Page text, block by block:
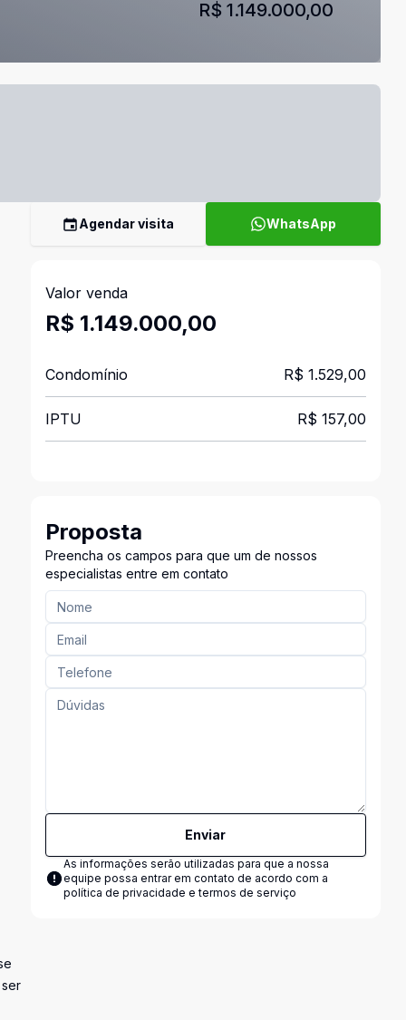
R$ 1.149.000,00
Agendar visita WhatsApp
Valor venda
R$ 1.149.000,00
Condomínio R$ 1.529,00
IPTU R$ 157,00
Proposta
Preencha os campos para que um de nossos
especialistas entre em contato
Enviar
As informações serão utilizadas para que a nossa
equipe possa entrar em contato de acordo com a
política de privacidade e termos de serviço